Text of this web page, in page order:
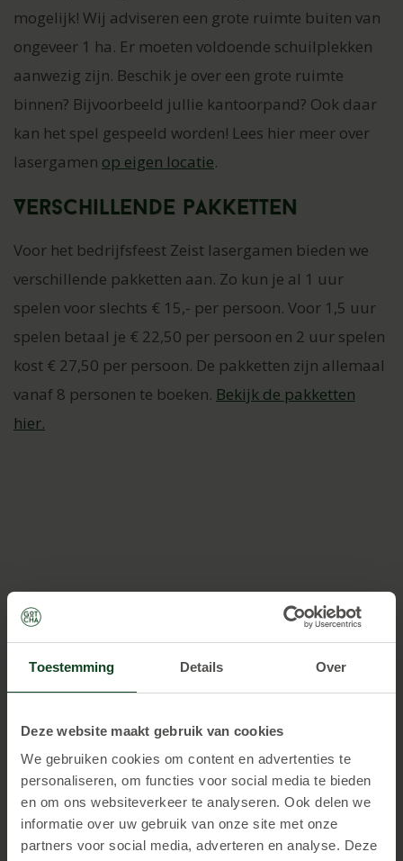
Toestemming Details Over
Deze website maakt gebruik van cookies
We gebruiken cookies om content en advertenties te
personaliseren, om functies voor social media te bieden
en om ons websiteverkeer te analyseren. Ook delen we
informatie over uw gebruik van onze site met onze
partners voor social media, adverteren en analyse. Deze
mogelijk! Wij adviseren een grote ruimte buiten van
ongeveer 1 ha. Er moeten voldoende schuilplekken
aanwezig zijn. Beschik je over een grote ruimte
binnen? Bijvoorbeeld jullie kantoorpand? Ook daar
kan het spel gespeeld worden! Lees hier meer over
lasergamen op eigen locatie.
Verschillende pakketten
Voor het bedrijfsfeest Zeist lasergamen bieden we
verschillende pakketten aan. Zo kun je al 1 uur
spelen voor slechts € 15,- per persoon. Voor 1,5 uur
spelen betaal je € 22,50 per persoon en 2 uur spelen
kost € 27,50 per persoon. De pakketten zijn allemaal
vanaf 8 personen te boeken. Bekijk de pakketten
hier.
1 uur spelen
€ 17,50 p.p.
Vanaf 8 personen te boeken.